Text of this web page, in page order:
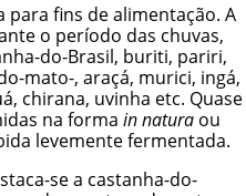
para fins de alimentação. A
o período das chuvas,
do-Brasil, buriti, pariri,
mato-, araçá, murici, ingá,
chirana, uvinha etc. Quase
na forma in natura ou
levemente fermentada.
se a castanha-do-